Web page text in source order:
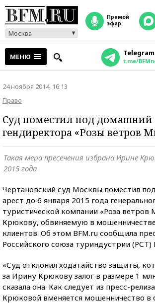
Москва
прямой
эфир
МЕНЮ Telegram
t.me/
24 ноября 2014, 16:13
Право
Суд поместил под домашний
гендиректора «Розы ветров
Такая мера пресечения избрана Ирине
2015 года
Чертановский суд Москвы поместил
арест до 6 января 2015 года
туристической компании «Роза
Крюкову, обвиняемую в
клиентов. Об этом BFM.ru сообщила
Российского союза туриндустрии
«Суд отклонил ходатайство защиты,
за Ирину Крюкову залог в размере 1
сказала она. Как следует из пресс-
Крюковой вменяется мошенничество в